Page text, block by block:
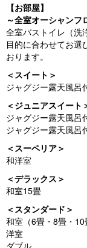
【お部屋】
～全室オーシャンフ
全室バストイレ（洗
目的に合わせてお選
おります。
＜スイート＞
ジャグジー露天風呂
＜ジュニアスイート
ジャグジー露天風呂
ジャグジー露天風呂
＜スーペリア＞
和洋室
＜デラックス＞
和室15畳
＜スタンダード＞
和室（6畳・8畳・10
洋室
ダブル